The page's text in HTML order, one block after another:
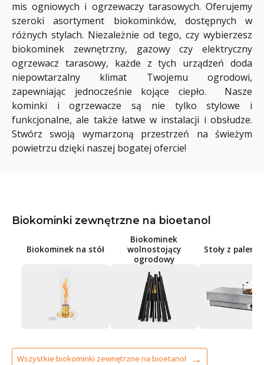
mis ogniowych i ogrzewaczy tarasowych. Oferujemy
szeroki asortyment biokominków, dostępnych w
różnych stylach. Niezależnie od tego, czy wybierzesz
biokominek zewnętrzny, gazowy czy elektryczny
ogrzewacz tarasowy, każde z tych urządzeń doda
niepowtarzalny klimat Twojemu ogrodowi,
zapewniając jednocześnie kojące ciepło. Nasze
kominki i ogrzewacze są nie tylko stylowe i
funkcjonalne, ale także łatwe w instalacji i obsłudze.
Stwórz swoją wymarzoną przestrzeń na świeżym
powietrzu dzięki naszej bogatej ofercie!
Biokominki zewnętrzne na bioetanol
Biokominek na stół
Biokominek
wolnostojący
ogrodowy
Stoły z
Wszystkie biokominki zewnętrzne na bioetanol